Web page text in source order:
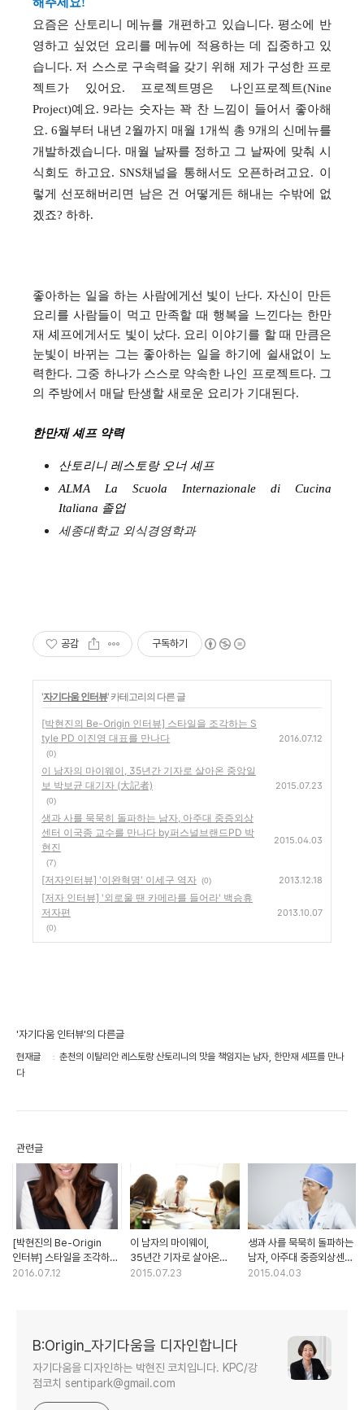
요즘은 산토리니 메뉴를 개편하고 있습니다. 평소에 반
영하고 싶었던 요리를 메뉴에 적용하는 데 집중하고 있
습니다. 저 스스로 구속력을 갖기 위해 제가 구성한 프로
젝트가 있어요. 프로젝트명은 나인프로젝트(Nine
Project)예요. 9라는 숫자는 꽉 찬 느낌이 들어서 좋아해
요. 6월부터 내년 2월까지 매월 1개씩 총 9개의 신메뉴를
개발하겠습니다. 매월 날짜를 정하고 그 날짜에 맞춰 시
식회도 하고요. SNS채널을 통해서도 오픈하려고요. 이
렇게 선포해버리면 남은 건 어떻게든 해내는 수밖에 없
겠죠? 하하.
좋아하는 일을 하는 사람에게선 빛이 난다. 자신이 만든
요리를 사람들이 먹고 만족할 때 행복을 느낀다는 한만
재 셰프에게서도 빛이 났다. 요리 이야기를 할 때 만큼은
눈빛이 바뀌는 그는 좋아하는 일을 하기에 쉴새없이 노
력한다. 그중 하나가 스스로 약속한 나인 프로젝트다. 그
의 주방에서 매달 탄생할 새로운 요리가 기대된다.
한만재 셰프 약력
산토리니 레스토랑 오너 셰프
ALMA La Scuola Internazionale di Cucina
Italiana 졸업
세종대학교 외식경영학과
공감 구독하기
'자기다움 인터뷰' 카테고리의 다른 글
[박현진의 Be-Origin 인터뷰] 스타일을 조각하는 S
tyle PD 이진영 대표를 만나다
(0)
2016.07.12
이 남자의 마이웨이, 35년간 기자로 살아온 중앙일
보 박보균 대기자 (大記者)
(0)
2015.07.23
생과 사를 묵묵히 돌파하는 남자, 아주대 중증외상
센터 이국종 교수를 만나다 by퍼스널브랜드PD 박
현진
(7)
2015.04.03
[저자인터뷰] '이완혁명' 이세구 역자 (0) 2013.12.18
[저자 인터뷰] '외로울 땐 카메라를 들어라' 백승휴
저자편
(0)
2013.10.07
'자기다움 인터뷰'의 다른글
현재글
춘천의 이탈리안 레스토랑 산토리니의 맛을 책임지는 남자, 한만재 셰프를 만나
다
관련글
[박현진의 Be-Origin
인터뷰] 스타일을 조각하는
Style PD 이진영 대표를
2016.07.12
이 남자의 마이웨이,
35년간 기자로 살아온
중앙일보 박보균 대기자
2015.07.23
생과 사를 묵묵히 돌파하는
남자, 아주대 중증외상센터
이국종 교수를 만나다
2015.04.03
B:Origin_자기다움을 디자인합니다
자기다움을 디자인하는 박현진 코치입니다. KPC/강
점코치 sentipark@gmail.com